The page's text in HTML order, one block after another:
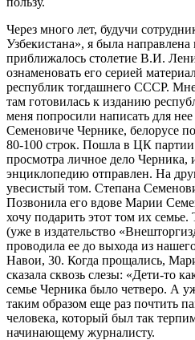
Через много лет, будучи
Узбекистана», я была
приближалось столетие В.И.
ознаменовать его серией
республик тогдашнего СССР. Мне
там готовилась к изданию
меня попросили написать для
Семеновиче Чернике, белорусе
80-100 строк. Пошла в ЦК партии
просмотра личное дело Черника,
энциклопедию отправлен. На
увесистый том. Степана
Позвонила его вдове Марии
хочу подарить этот том их
(уже в издательство
проводила ее до выхода из
Навои, 30. Когда прощались,
сказала сквозь слезы: «Дети-то
семье Черника было четверо. А
таким образом еще раз почтить
человека, который был так
начинающему журналисту.